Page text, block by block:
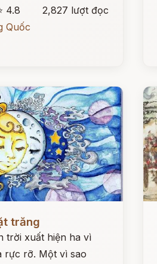
4.8
2,827 lượt đọc
Quốc
trăng
trời xuất hiện ha vì
rực rỡ. Một vì sao